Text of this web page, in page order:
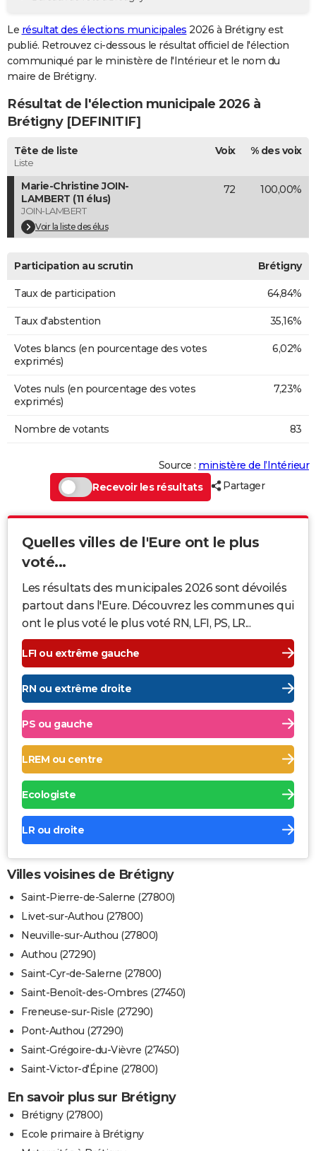
GUIDES D'ACHAT
BONS PLANS
CARTE DE VOEUX
Carte de Noël
Carte Bonne année
Carte Saint-Valentin
Carte Pâques
Carte d'anniversaire
DICTIONNAIRE
Dictionnaire
Biographies
Citations
Expressions
Proverbes
PROGRAMME TV
COPAINS D'AVANT
S'inscrire
Se connecter
Lycées
Collèges
Primaires
Universités
Entreprises
Service militaire
Avis de recherche
AVIS DE DÉCÈS
Bricolage
Lifestyle
Culture
Sport
Auto
Television
Voyage
Cinema
Le résultat des élections municipales 2026 à Brétigny est
publié. Retrouvez ci-dessous le résultat officiel de l'élection
communiqué par le ministère de l'Intérieur et le nom du
maire de Brétigny.
Résultat de l'élection municipale 2026 à
Brétigny [DEFINITIF]
Tête de liste
Liste
Voix % des voix
Marie-Christine JOIN-
LAMBERT (11 élus)
JOIN-LAMBERT
Voir la liste des élus
72 100,00%
Participation au scrutin Brétigny
Taux de participation 64,84%
Taux d'abstention 35,16%
Votes blancs (en pourcentage des votes
exprimés)
6,02%
Votes nuls (en pourcentage des votes
exprimés)
7,23%
Nombre de votants 83
Source : ministère de l’Intérieur
Recevoir les résultats
Partager
Quelles villes de l'Eure ont le plus
voté...
Les résultats des municipales 2026 sont dévoilés
partout dans l'Eure. Découvrez les communes qui
ont le plus voté le plus voté RN, LFI, PS, LR...
LFI ou extrême gauche
RN ou extrême droite
PS ou gauche
LREM ou centre
Ecologiste
LR ou droite
Villes voisines de Brétigny
Saint-Pierre-de-Salerne (27800)
Livet-sur-Authou (27800)
Neuville-sur-Authou (27800)
Authou (27290)
Saint-Cyr-de-Salerne (27800)
Saint-Benoît-des-Ombres (27450)
Freneuse-sur-Risle (27290)
Pont-Authou (27290)
Saint-Grégoire-du-Vièvre (27450)
Saint-Victor-d'Épine (27800)
En savoir plus sur Brétigny
Brétigny (27800)
Ecole primaire à Brétigny